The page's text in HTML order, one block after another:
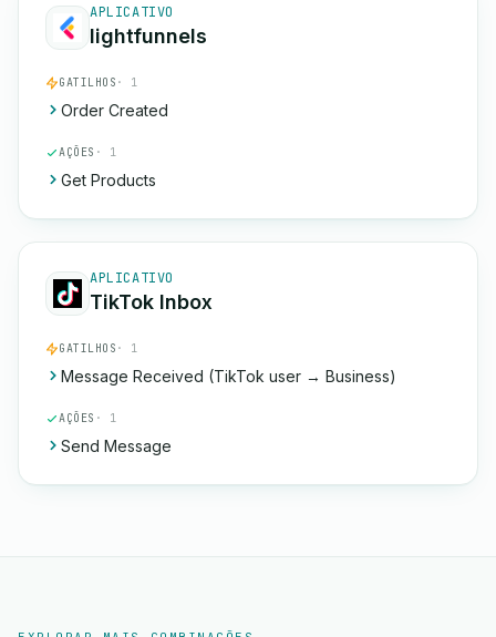
APLICATIVO
lightfunnels
GATILHOS · 1
Order Created
AÇÕES · 1
Get Products
APLICATIVO
TikTok Inbox
GATILHOS · 1
Message Received (TikTok user → Business)
AÇÕES · 1
Send Message